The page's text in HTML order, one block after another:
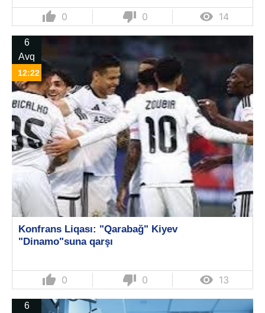
thumb_up 0 thumb_down 0  14
6
Avq
12:22
Konfrans Liqası: "Qarabağ" Kiyev
"Dinamo"suna qarşı
thumb_up 0 thumb_down 0  13
6